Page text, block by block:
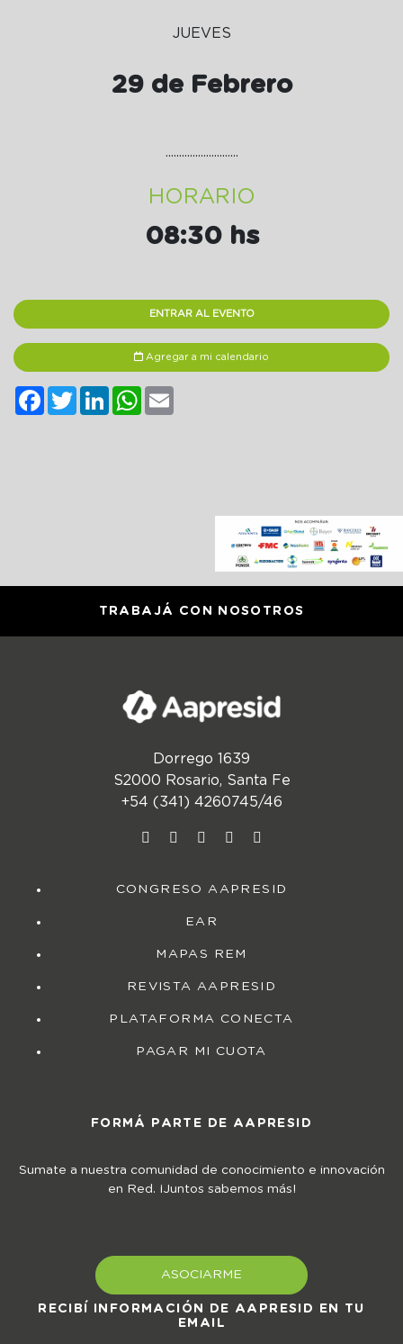
JUEVES
29 de Febrero
...........................
HORARIO
08:30 hs
ENTRAR AL EVENTO
Agregar a mi calendario
Facebook
TwitterLinkedInWhatsApp
TRABAJÁ CON NOSOTROS
Dorrego 1639
S2000 Rosario, Santa Fe
+54 (341) 4260745/46
CONGRESO AAPRESID
EAR
MAPAS REM
REVISTA AAPRESID
PLATAFORMA CONECTA
PAGAR MI CUOTA
FORMÁ PARTE DE AAPRESID
Sumate a nuestra comunidad de conocimiento e innovación
en Red. ¡Juntos sabemos más!
ASOCIARME
RECIBÍ INFORMACIÓN DE AAPRESID EN TU
EMAIL